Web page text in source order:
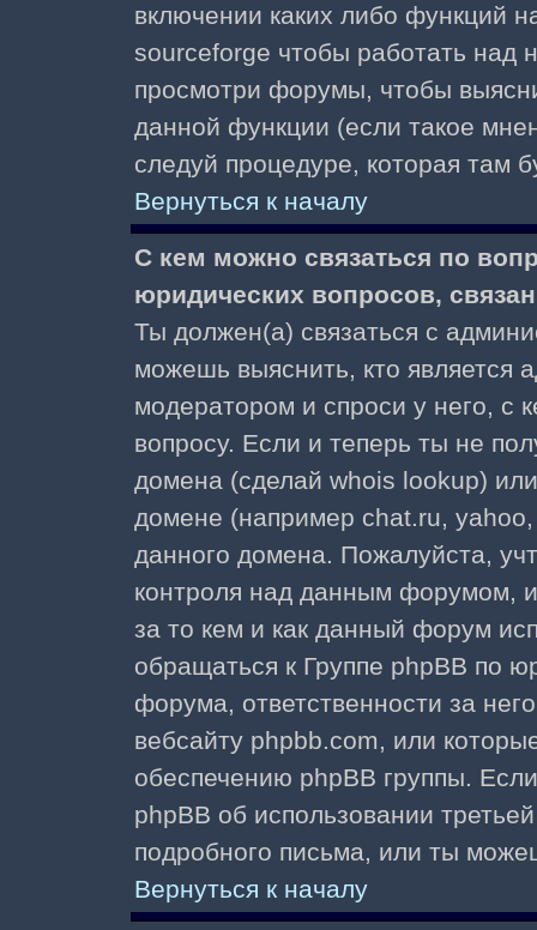
включении каких либо функций
sourceforge чтобы работать над
просмотри форумы, чтобы
данной функции (если такое
следуй процедуре, которая там
Вернуться к началу
С кем можно связаться по
юридических вопросов,
Ты должен(а) связаться с
можешь выяснить, кто является
модератором и спроси у него, с
вопросу. Если и теперь ты не
домена (сделай whois lookup)
домене (например chat.ru,
данного домена. Пожалуйста,
контроля над данным форумом,
за то кем и как данный форум
обращаться к Группе phpBB по
форума, ответственности за
вебсайту phpbb.com, или
обеспечению phpBB группы.
phpBB об использовании
подробного письма, или ты
Вернуться к началу